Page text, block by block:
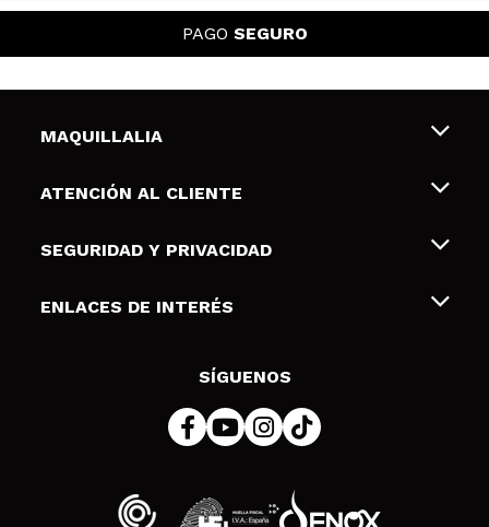
PAGO SEGURO
MAQUILLALIA
Sobre nosotros
Tarjetas de Regalo
ATENCIÓN AL CLIENTE
Envíos y devoluciones
Formas de pago
SEGURIDAD Y PRIVACIDAD
Terminos y condiciones de uso
Política de cookies
ENLACES DE INTERÉS
SÍGUENOS